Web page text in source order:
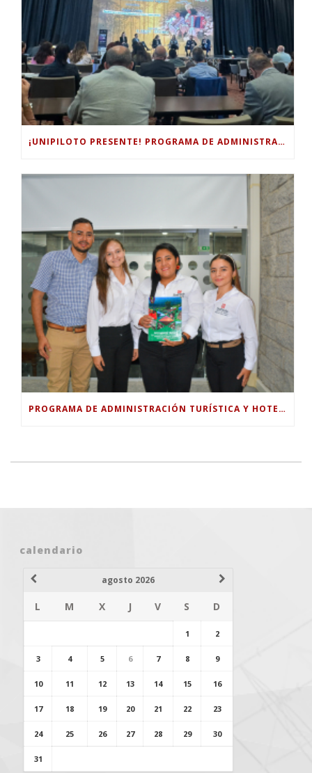
¡UNIPILOTO PRESENTE! PROGRAMA DE ADMINISTRACIÓN TURÍSTICA Y HOTELERA PARTICIPÓ EN EL FORO INTERNACIONAL DE TURISMO “COLOMBIA, UN MUNDO MÁGICO POR EXPLORAR”
PROGRAMA DE ADMINISTRACIÓN TURÍSTICA Y HOTELERA DE LA UNIVERSIDAD PILOTO ENTREGA DOCUMENTO TÉCNICO PARA FORTALECER EL TURISMO RURAL EN GUABINAL.
calendario
agosto 2026
L M X J V S D
1 2
3 4 5 6 7 8 9
10 11 12 13 14 15 16
17 18 19 20 21 22 23
24 25 26 27 28 29 30
31